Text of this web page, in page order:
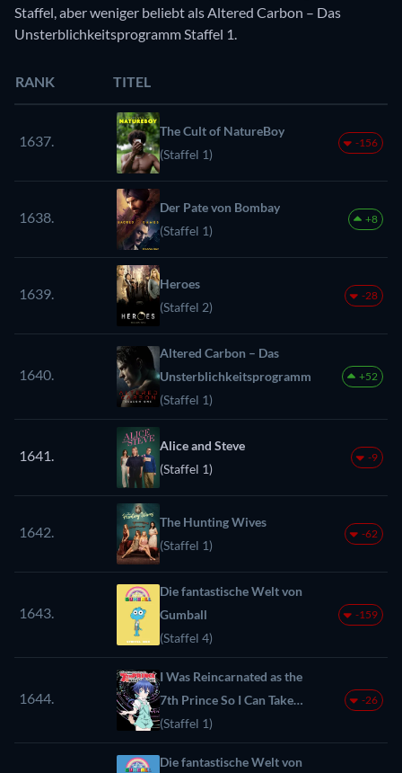
Staffel, aber weniger beliebt als Altered Carbon – Das
Unsterblichkeitsprogramm Staffel 1.
RANK TITEL
1637.
The Cult of NatureBoy
(Staffel 1)
-156
1638.
Der Pate von Bombay
(Staffel 1)
+8
1639.
Heroes
(Staffel 2)
-28
1640.
Altered Carbon – Das
Unsterblichkeitsprogramm
(Staffel 1)
+52
1641.
Alice and Steve
(Staffel 1)
-9
1642.
The Hunting Wives
(Staffel 1)
-62
1643.
Die fantastische Welt von
Gumball
(Staffel 4)
-159
1644.
I Was Reincarnated as the
7th Prince So I Can Take
My Time Perfecting My
Magical Ability
(Staffel 1)
-26
Die fantastische Welt von